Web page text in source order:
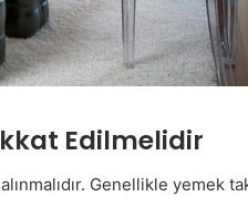
Edilmelidir
Genellikle yemek